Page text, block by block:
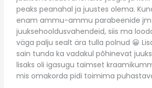
peaks peanahal ja juustes olema.
enam ammu-ammu parabeenide
juuksehooldusvahendeid, siis ma
väga palju sealt ära tulla polnud 😀
sain tunda ka vadakul põhinevat
lisaks oli igasugu taimset
mis omakorda pidi toimima